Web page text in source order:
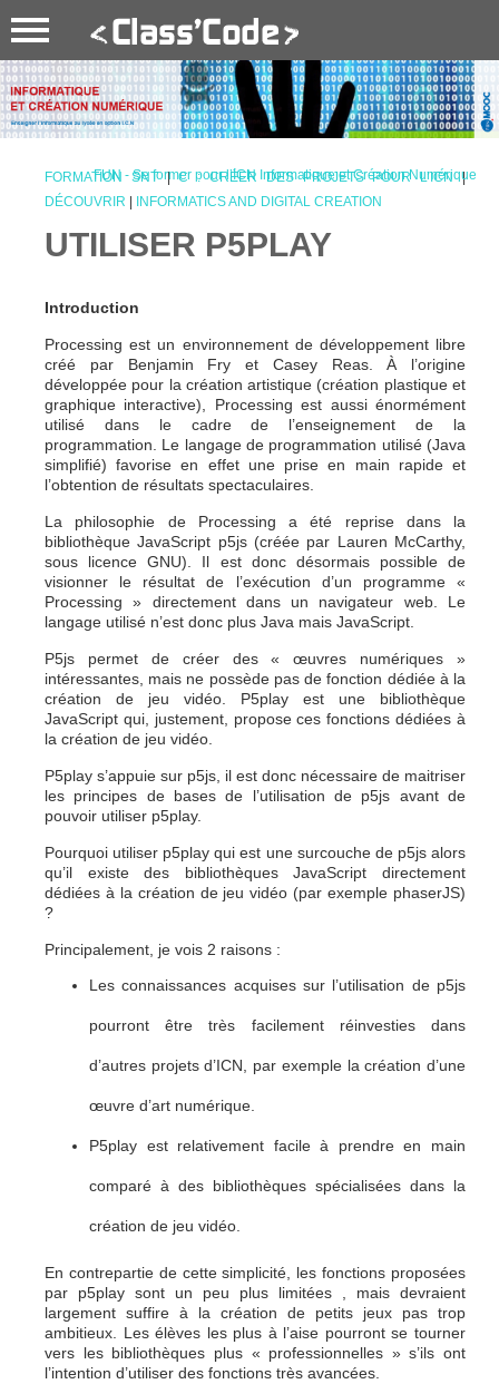
FUN - Se former pour l’ICN Informatique et Création Numérique
FORMATION SNT|C : CRÉER DES PROJETS POUR L’ICN|
DÉCOUVRIR | INFORMATICS AND DIGITAL CREATION
UTILISER P5PLAY
Introduction
Processing est un environnement de développement libre
créé par Benjamin Fry et Casey Reas. À l’origine
développée pour la création artistique (création plastique et
graphique interactive), Processing est aussi énormément
utilisé dans le cadre de l’enseignement de la
programmation. Le langage de programmation utilisé (Java
simplifié) favorise en effet une prise en main rapide et
l’obtention de résultats spectaculaires.
La philosophie de Processing a été reprise dans la
bibliothèque JavaScript p5js (créée par Lauren McCarthy,
sous licence GNU). Il est donc désormais possible de
visionner le résultat de l’exécution d’un programme «
Processing » directement dans un navigateur web. Le
langage utilisé n’est donc plus Java mais JavaScript.
P5js permet de créer des « œuvres numériques »
intéressantes, mais ne possède pas de fonction dédiée à la
création de jeu vidéo. P5play est une bibliothèque
JavaScript qui, justement, propose ces fonctions dédiées à
la création de jeu vidéo.
P5play s’appuie sur p5js, il est donc nécessaire de maitriser
les principes de bases de l’utilisation de p5js avant de
pouvoir utiliser p5play.
Pourquoi utiliser p5play qui est une surcouche de p5js alors
qu’il existe des bibliothèques JavaScript directement
dédiées à la création de jeu vidéo (par exemple phaserJS)
?
Principalement, je vois 2 raisons :
Les connaissances acquises sur l’utilisation de p5js
pourront être très facilement réinvesties dans
d’autres projets d’ICN, par exemple la création d’une
œuvre d’art numérique.
P5play est relativement facile à prendre en main
comparé à des bibliothèques spécialisées dans la
création de jeu vidéo.
En contrepartie de cette simplicité, les fonctions proposées
par p5play sont un peu plus limitées , mais devraient
largement suffire à la création de petits jeux pas trop
ambitieux. Les élèves les plus à l’aise pourront se tourner
vers les bibliothèques plus « professionnelles » s’ils ont
l’intention d’utiliser des fonctions très avancées.